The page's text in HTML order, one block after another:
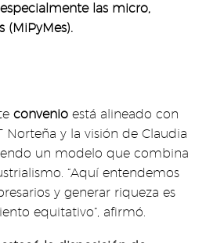
especialmente las micro,
(MiPyMes).
convenio está alineado con
Norteña y la visión de Claudia
un modelo que combina
“Aquí entendemos
y generar riqueza es
equitativo”, afirmó.